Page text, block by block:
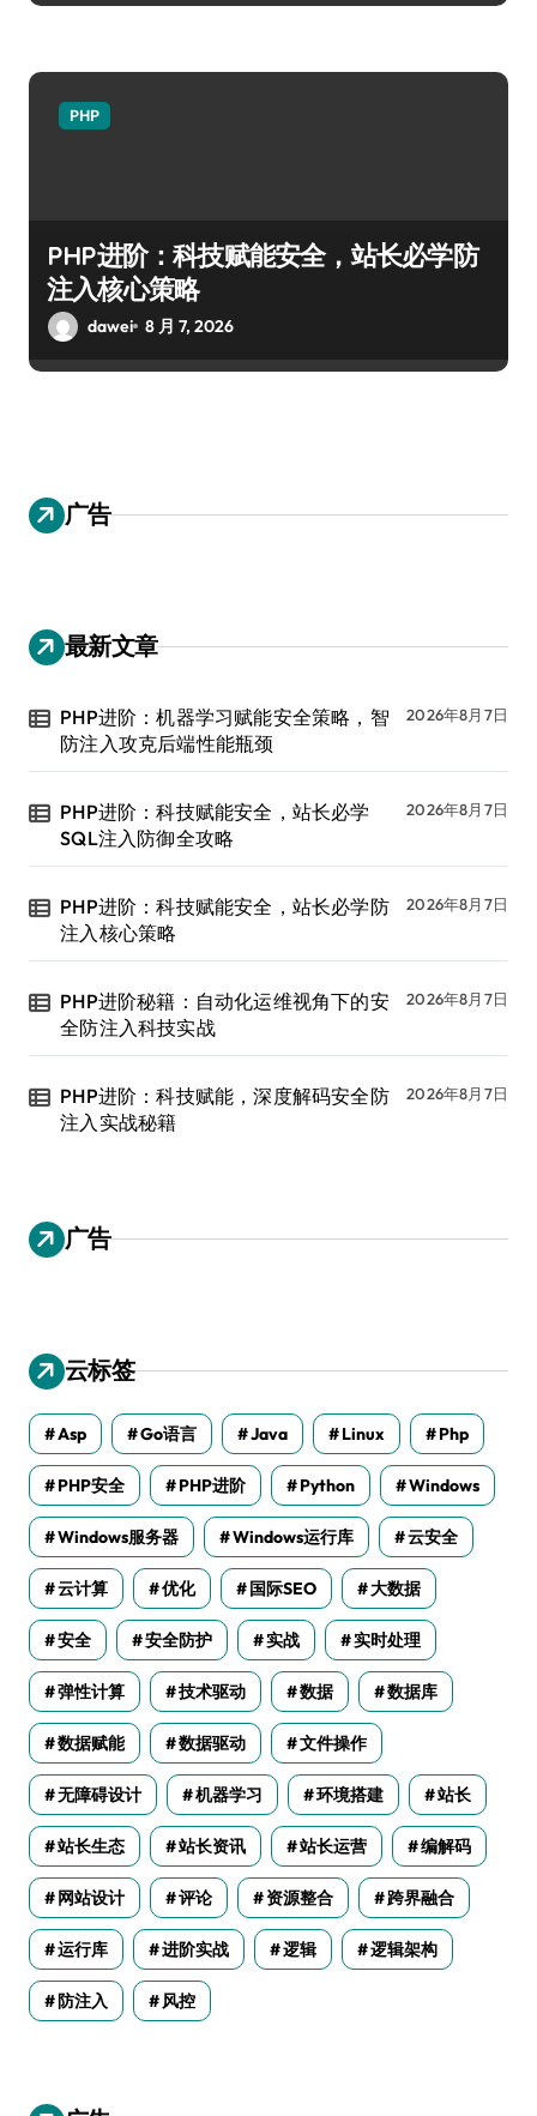
PHP
PHP进阶：科技赋能安全，站长必学防
注入核心策略
dawei 8 月 7, 2026
广告
最新文章
PHP进阶：机器学习赋能安全策略，智
防注入攻克后端性能瓶颈
2026年8月7日
PHP进阶：科技赋能安全，站长必学
SQL注入防御全攻略
2026年8月7日
PHP进阶：科技赋能安全，站长必学防
注入核心策略
2026年8月7日
PHP进阶秘籍：自动化运维视角下的安
全防注入科技实战
2026年8月7日
PHP进阶：科技赋能，深度解码安全防
注入实战秘籍
2026年8月7日
广告
云标签
Asp Go语言 Java Linux Php
PHP安全 PHP进阶 Python Windows
Windows服务器 Windows运行库 云安全
云计算 优化 国际SEO 大数据
安全 安全防护 实战 实时处理
弹性计算 技术驱动 数据 数据库
数据赋能 数据驱动 文件操作
无障碍设计 机器学习 环境搭建 站长
站长生态 站长资讯 站长运营 编解码
网站设计 评论 资源整合 跨界融合
运行库 进阶实战 逻辑 逻辑架构
防注入 风控